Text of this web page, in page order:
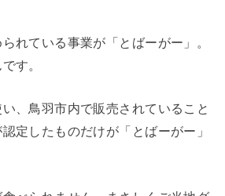
れている事業が「とばーがー」。
す。
、鳥羽市内で販売されていること
定したものだけが「とばーがー」